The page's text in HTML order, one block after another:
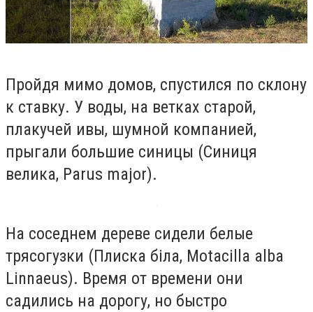
Пройдя мимо домов, спустился по склону
к ставку. У воды, на ветках старой,
плакучей ивы, шумной компанией,
прыгали большие синицы (Синиця
велика, Parus major).
На соседнем дереве сидели белые
трясогузки (Плиска біла, Motacilla alba
Linnaeus). Время от времени они
садились на дорогу, но быстро